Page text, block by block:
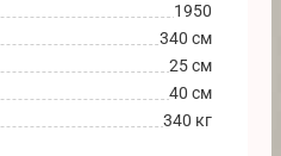
1950
340 см
25 см
40 см
340 кг